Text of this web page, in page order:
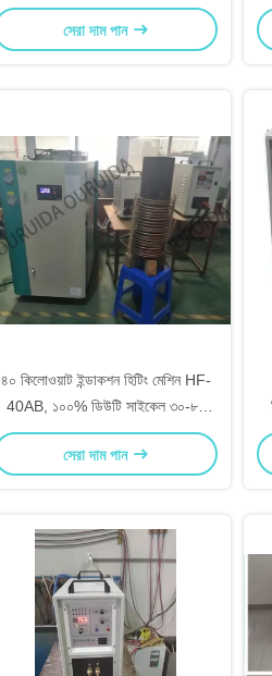
সেরা দাম পান
৪০ কিলোওয়াট ইন্ডাকশন হিটিং মেশিন HF-
40AB, ১০০% ডিউটি ​​সাইকেল ৩০-৮০
কিলোহার্টজ ফ্রিকোয়েন্সি এবং সিই সার্টিফাইড
সেরা দাম পান